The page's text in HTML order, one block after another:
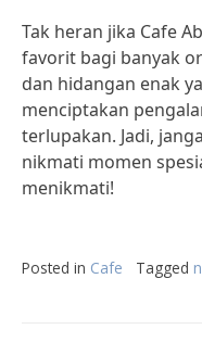
Tak heran jika Cafe
favorit bagi banyak
dan hidangan enak
menciptakan
terlupakan. Jadi,
nikmati momen
menikmati!
Posted in Cafe Tagged